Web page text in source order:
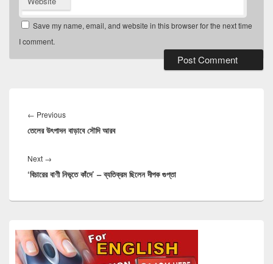
Save my name, email, and website in this browser for the next time
I comment.
navigation
← PreviousPrevious
post:
তেলের উৎপাদন বাড়াবে সৌদি আরব
Next →
post:
‘বিচারের বাণী নিভৃতে কাঁদে’ – ব্যতিক্রম ছিলেন দীপক গুপ্তা
Sidebar
Widget
Area